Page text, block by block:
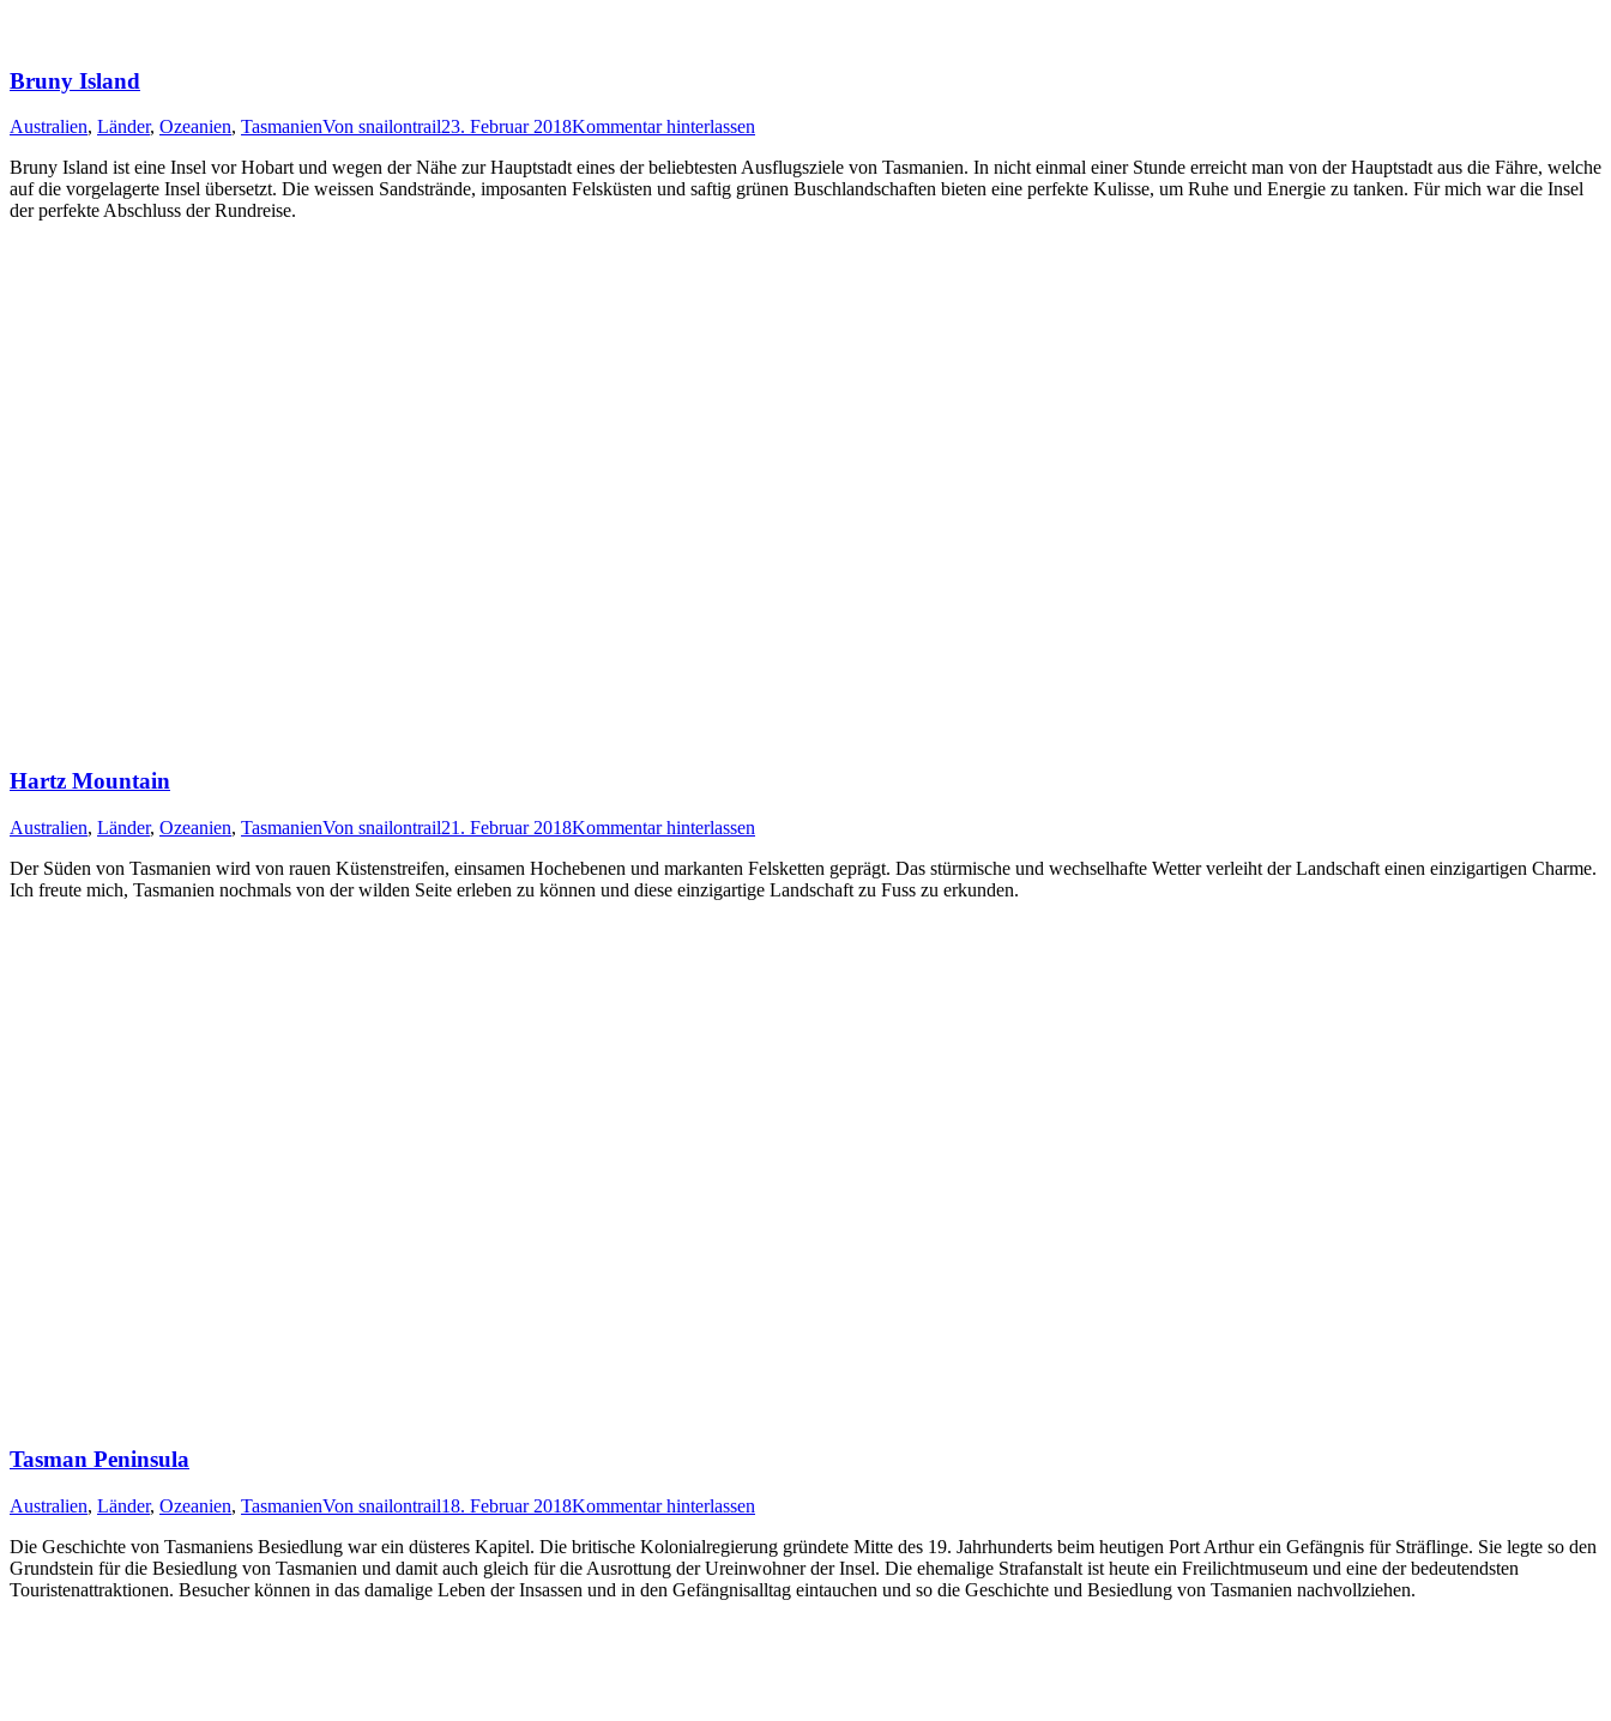
Bruny Island
Australien, Länder, Ozeanien, TasmanienVon snailontrail23. Februar 2018Kommentar hinterlassen
Bruny Island ist eine Insel vor Hobart und wegen der Nähe zur Hauptstadt eines der beliebtesten Ausflugsziele von Tasmanien. In nicht einmal einer Stunde erreicht man von der Hauptstadt aus die Fähre, welche
auf die vorgelagerte Insel übersetzt. Die weissen Sandstrände, imposanten Felsküsten und saftig grünen Buschlandschaften bieten eine perfekte Kulisse, um Ruhe und Energie zu tanken. Für mich war die Insel
der perfekte Abschluss der Rundreise.
Hartz Mountain
Australien, Länder, Ozeanien, TasmanienVon snailontrail21. Februar 2018Kommentar hinterlassen
Der Süden von Tasmanien wird von rauen Küstenstreifen, einsamen Hochebenen und markanten Felsketten geprägt. Das stürmische und wechselhafte Wetter verleiht der Landschaft einen einzigartigen Charme.
Ich freute mich, Tasmanien nochmals von der wilden Seite erleben zu können und diese einzigartige Landschaft zu Fuss zu erkunden.
Tasman Peninsula
Australien, Länder, Ozeanien, TasmanienVon snailontrail18. Februar 2018Kommentar hinterlassen
Die Geschichte von Tasmaniens Besiedlung war ein düsteres Kapitel. Die britische Kolonialregierung gründete Mitte des 19. Jahrhunderts beim heutigen Port Arthur ein Gefängnis für Sträflinge. Sie legte so den
Grundstein für die Besiedlung von Tasmanien und damit auch gleich für die Ausrottung der Ureinwohner der Insel. Die ehemalige Strafanstalt ist heute ein Freilichtmuseum und eine der bedeutendsten
Touristenattraktionen. Besucher können in das damalige Leben der Insassen und in den Gefängnisalltag eintauchen und so die Geschichte und Besiedlung von Tasmanien nachvollziehen.